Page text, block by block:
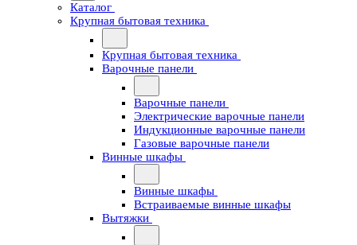
Каталог
Крупная бытовая техника
Крупная бытовая техника
Варочные панели
Варочные панели
Электрические варочные панели
Индукционные варочные панели
Газовые варочные панели
Винные шкафы
Винные шкафы
Встраиваемые винные шкафы
Вытяжки